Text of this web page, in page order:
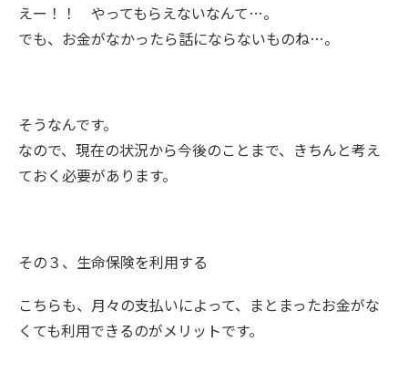
えー！！ やってもらえないなんて…。
でも、お金がなかったら話にならないものね…。
そうなんです。
なので、現在の状況から今後のことまで、きちんと考え
ておく必要があります。
その３、生命保険を利用する
こちらも、月々の支払いによって、まとまったお金がな
くても利用できるのがメリットです。